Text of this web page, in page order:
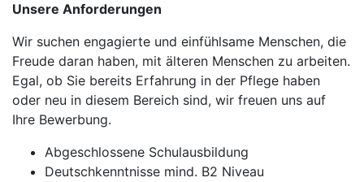
Unsere Anforderungen
Wir suchen engagierte und einfühlsame Menschen, die
Freude daran haben, mit älteren Menschen zu arbeiten.
Egal, ob Sie bereits Erfahrung in der Pflege haben
oder neu in diesem Bereich sind, wir freuen uns auf
Ihre Bewerbung.
Abgeschlossene Schulausbildung
Deutschkenntnisse mind. B2 Niveau